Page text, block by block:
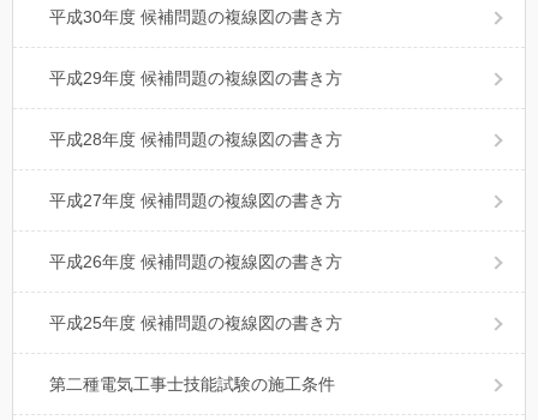
平成30年度 候補問題の複線図の書き方
平成29年度 候補問題の複線図の書き方
平成28年度 候補問題の複線図の書き方
平成27年度 候補問題の複線図の書き方
平成26年度 候補問題の複線図の書き方
平成25年度 候補問題の複線図の書き方
第二種電気工事士技能試験の施工条件